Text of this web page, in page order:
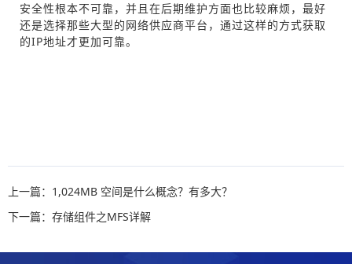
安全性根本不可靠，并且在后期维护方面也比较麻烦，最好
还是选择那些大型的网络供应商平台，通过这样的方式获取
的IP地址才更加可靠。
上一篇：1,024MB 空间是什么概念？有多大？
下一篇：存储组件之MFS详解